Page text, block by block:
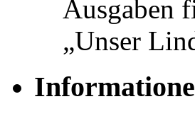
Ausgaben
„Unser